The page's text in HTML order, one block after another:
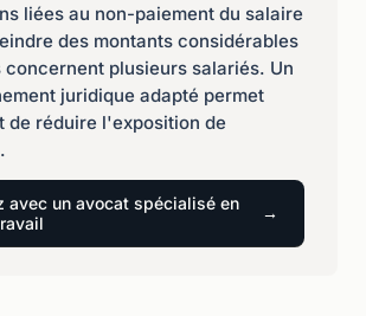
liées au non-paiement du salaire
des montants considérables
plusieurs salariés. Un
juridique adapté permet
de réduire l'exposition de
avec un avocat spécialisé en